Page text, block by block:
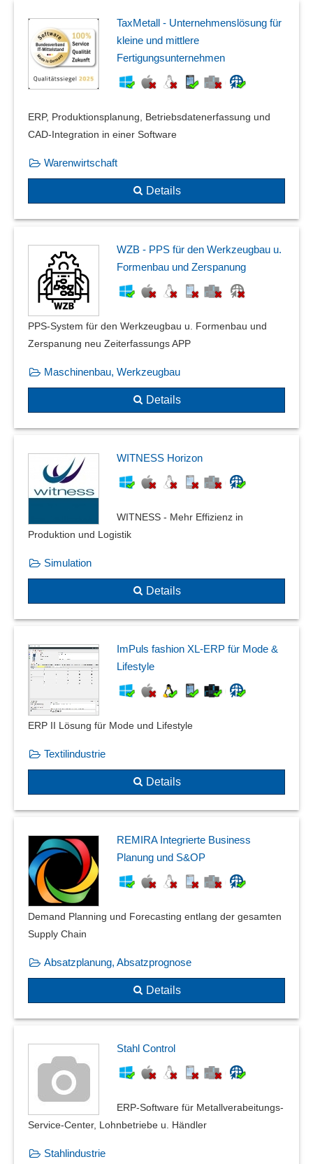
TaxMetall - Unternehmenslösung für
kleine und mittlere
Fertigungsunternehmen
ERP, Produktionsplanung, Betriebsdatenerfassung und
CAD-Integration in einer Software
Warenwirtschaft
Details
WZB - PPS für den Werkzeugbau u.
Formenbau und Zerspanung
PPS-System für den Werkzeugbau u. Formenbau und
Zerspanung neu Zeiterfassungs APP
Maschinenbau, Werkzeugbau
Details
WITNESS Horizon
WITNESS - Mehr Effizienz in
Produktion und Logistik
Simulation
Details
ImPuls fashion XL-ERP für Mode &
Lifestyle
ERP II Lösung für Mode und Lifestyle
Textilindustrie
Details
REMIRA Integrierte Business
Planung und S&OP
Demand Planning und Forecasting entlang der gesamten
Supply Chain
Absatzplanung, Absatzprognose
Details
Stahl Control
ERP-Software für Metallverabeitungs-
Service-Center, Lohnbetriebe u. Händler
Stahlindustrie